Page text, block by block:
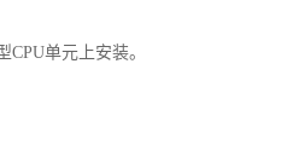
CPU单元上安装。